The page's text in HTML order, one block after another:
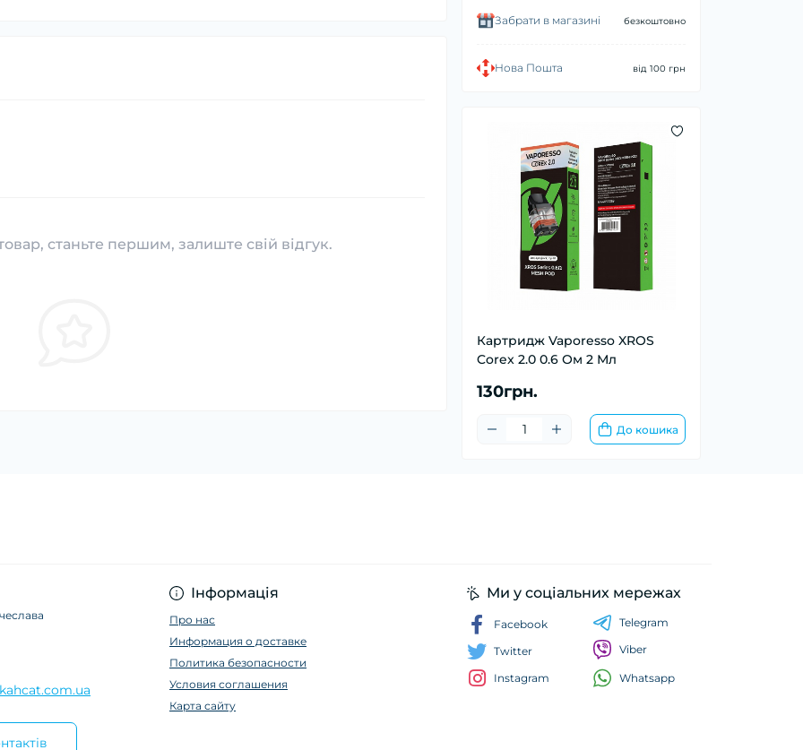
Забрати в магазині безкоштовно
Нова Пошта від 100 грн
Картридж Vaporesso XROS
Corex 2.0 0.6 Ом 2 Мл
130грн.
До кошика
станьте першим, залиште свій відгук.
Інформація
Про нас
Информация о доставке
Политика безопасности
Условия соглашения
Карта сайту
Ми у соціальних мережах
Facebook
Twitter
Instagram
Telegram
Viber
Whatsapp